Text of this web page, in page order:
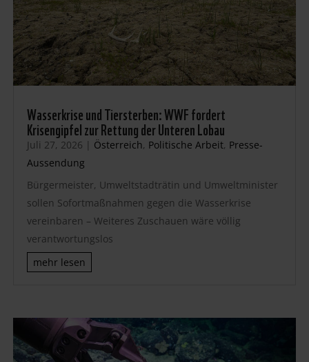
Wasserkrise und Tiersterben: WWF fordert
Krisengipfel zur Rettung der Unteren Lobau
Juli 27, 2026 | Österreich, Politische Arbeit, Presse-
Aussendung
Bürgermeister, Umweltstadträtin und Umweltminister
sollen Sofortmaßnahmen gegen die Wasserkrise
vereinbaren – Weiteres Zuschauen wäre völlig
verantwortungslos
mehr lesen